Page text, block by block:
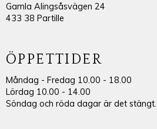
Gamla Alingsåsvägen 24
433 38 Partille
ÖPPETTIDER
Måndag - Fredag 10.00 - 18.00
Lördag 10.00 - 14.00
Söndag och röda dagar är det stängt.